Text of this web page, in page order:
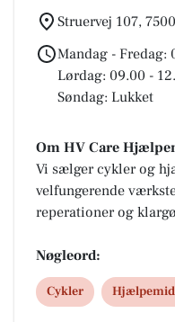
Struervej 107,
Mandag - Fredag:
Lørdag: 09.00 -
Søndag: Lukket
Om HV Care
Vi sælger cykler og
velfungerende
reperationer og
Vi sælger cykler fra
CUBE, GAZELLE,
desuden et stort
Nøgleord:
Cykler